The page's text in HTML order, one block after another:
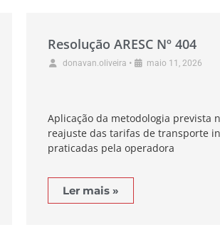
Resolução ARESC Nº 404
donavan.oliveira • maio 11, 2026
Aplicação da metodologia prevista
reajuste das tarifas de transporte
praticadas pela operadora
Ler mais »